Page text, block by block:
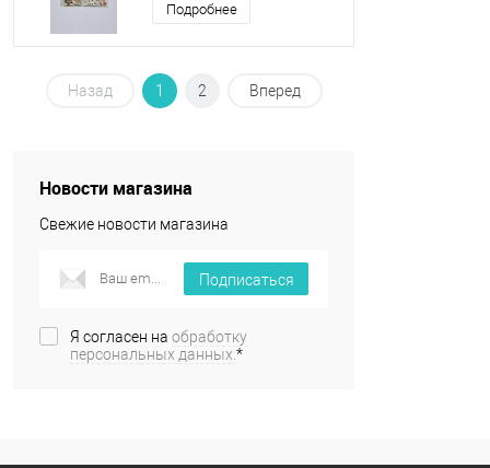
Подробнее
Назад 1 2 Вперед
Новости магазина
Свежие новости магазина
Подписаться
Я согласен на обработку
персональных данных. *